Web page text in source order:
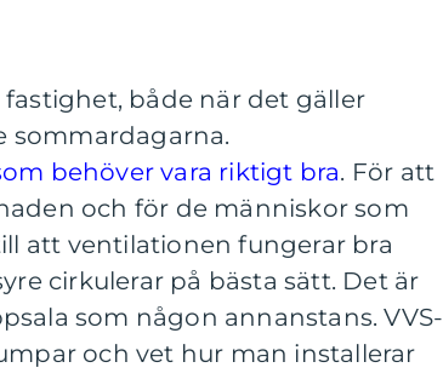
både när det gäller
sommardagarna.
behöver vara riktigt bra. För att
och för de människor som
att ventilationen fungerar bra
cirkulerar på bästa sätt. Det är
som någon annanstans. VVS-
och vet hur man installerar